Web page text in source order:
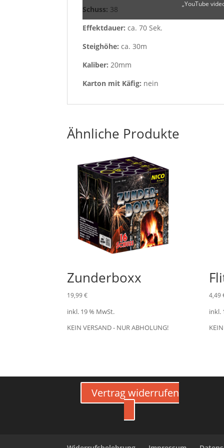
„YouTube
Schuss: 38
Effektdauer: ca. 70 Sek.
Steighöhe: ca. 30m
Kaliber:20mm
Karton mit Käfig: nein
Ähnliche Produkte
Zunderboxx
19,99€
inkl. 19 % MwSt.
KEIN VERSAND - NUR ABHOLUNG!
4,49
inkl.
Vertrag widerrufen